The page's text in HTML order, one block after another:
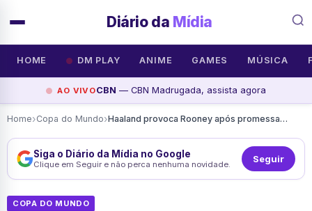
Diário da Mídia
HOME DM PLAY ANIME GAMES MÚSICA
AO VIVOCBN — CBN Madrugada, assista agora
Home›Copa do Mundo› Haaland provoca Rooney após promessa de remar no Mersey
Siga o Diário da Mídia no Google
Clique em Seguir e não perca nenhuma novidade. Seguir
COPA DO MUNDO